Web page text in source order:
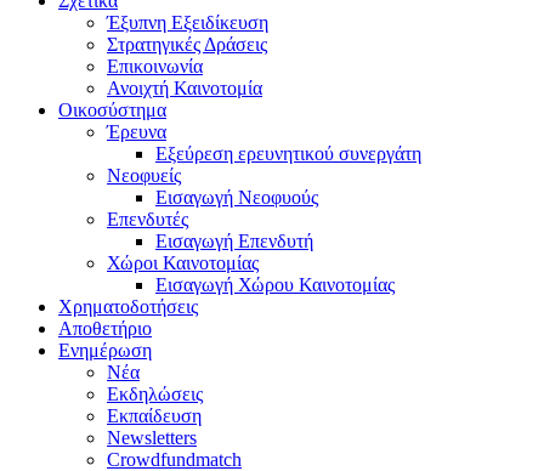
Έξυπνη Εξειδίκευση
Στρατηγικές Δράσεις
Επικοινωνία
Ανοιχτή Καινοτομία
Οικοσύστημα
Έρευνα
Εξεύρεση ερευνητικού συνεργάτη
Νεοφυείς
Εισαγωγή Νεοφυούς
Επενδυτές
Εισαγωγή Επενδυτή
Χώροι Καινοτομίας
Εισαγωγή Χώρου Καινοτομίας
Χρηματοδοτήσεις
Αποθετήριο
Ενημέρωση
Νέα
Εκδηλώσεις
Εκπαίδευση
Newsletters
Crowdfundmatch